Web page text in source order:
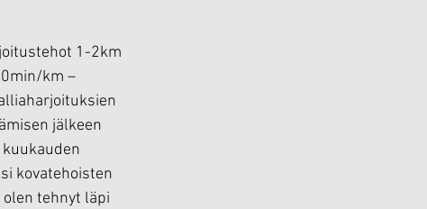
1-2km
km –
jälkeen
kovatehoisten
tehnyt läpi